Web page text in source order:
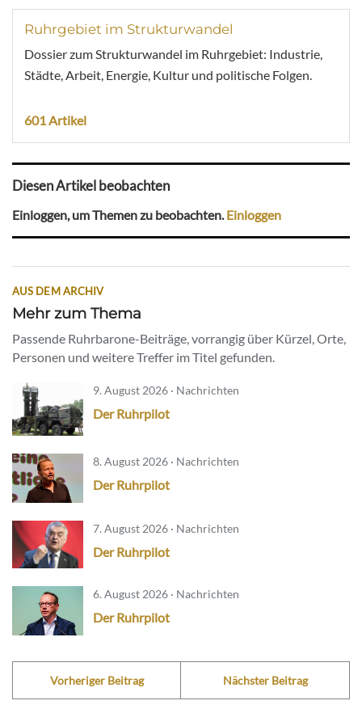
Ruhrgebiet im Strukturwandel
Dossier zum Strukturwandel im Ruhrgebiet: Industrie,
Städte, Arbeit, Energie, Kultur und politische Folgen.
601 Artikel
Diesen Artikel beobachten
Einloggen, um Themen zu beobachten. Einloggen
AUS DEM ARCHIV
Mehr zum Thema
Passende Ruhrbarone-Beiträge, vorrangig über Kürzel, Orte,
Personen und weitere Treffer im Titel gefunden.
9. August 2026 · Nachrichten
Der Ruhrpilot
8. August 2026 · Nachrichten
Der Ruhrpilot
7. August 2026 · Nachrichten
Der Ruhrpilot
6. August 2026 · Nachrichten
Der Ruhrpilot
Vorheriger Beitrag Nächster Beitrag